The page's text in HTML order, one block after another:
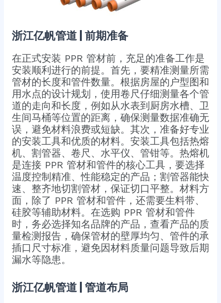
浙江亿帆管道 | 前期准备
在正式安装 PPR 管材前，充足的准备工作是
安装顺利进行的前提。首先，要精准测量所需
管材的长度和管件数量。根据房屋的户型图和
用水点的设计规划，使用卷尺仔细测量各个管
道的走向和长度，例如从水表到厨房水槽、卫
生间马桶等位置的距离，确保测量数据准确无
误，避免材料浪费或短缺。​其次，准备好专业
的安装工具和优质的材料。安装工具包括热熔
机、割管器、卷尺、水平仪、管钳等。热熔机
是连接 PPR 管材和管件的核心工具，要选择
温度控制精准、性能稳定的产品；割管器能快
速、整齐地切割管材，保证切口平整。材料方
面，除了 PPR 管材和管件，还需要生料带、
硅胶等辅助材料。在选购 PPR 管材和管件
时，务必选择知名品牌的产品，查看产品的质
量检测报告，确保管材的壁厚均匀、管件的承
插口尺寸标准，避免因材料质量问题导致后期
漏水等隐患。​
浙江亿帆管道 | 管道布局